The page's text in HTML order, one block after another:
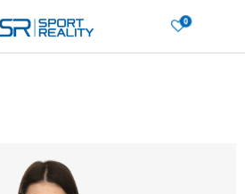
0
ДОЗНАЈ ПОВЕЌЕ
Ценовник